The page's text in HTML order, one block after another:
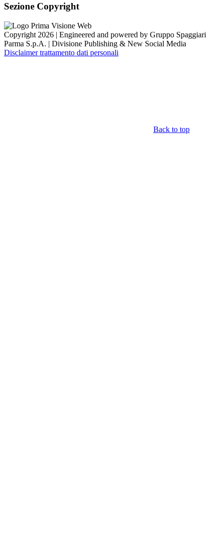
Sezione Copyright
Copyright 2026 | Engineered and powered by Gruppo Spaggiari
Parma S.p.A. | Divisione Publishing & New Social Media
Disclaimer trattamento dati personali
Back to top